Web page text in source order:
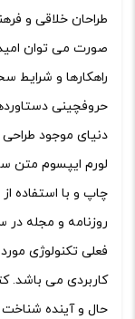
طراحان خلاقی و
صورت می توان
راهکارها و شرایط
حروفچینی
دنیای موجود طراحی
لورم ایپسوم متن
چاپ و با استفاده
روزنامه و مجله
فعلی تکنولوژی
کاربردی می باشد.
حال و آینده شناخت